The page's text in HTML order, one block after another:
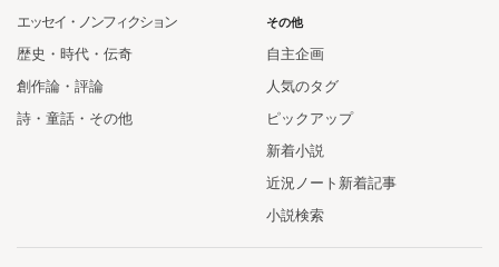
エッセイ・ノンフィクション
歴史・時代・伝奇
創作論・評論
詩・童話・その他
その他
自主企画
人気のタグ
ピックアップ
新着小説
近況ノート新着記事
小説検索